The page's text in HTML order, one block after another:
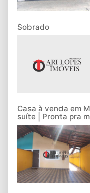
Sobrado
Casa à venda em
suíte | Pronta pra